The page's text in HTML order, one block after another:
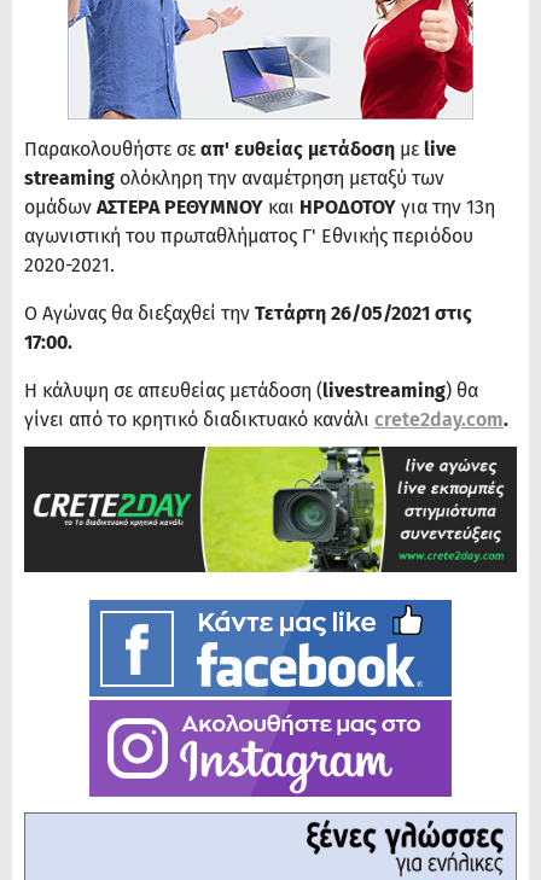
Παρακολουθήστε σε απ' ευθείας μετάδοση με live
streaming ολόκληρη την αναμέτρηση μεταξύ των
ομάδων ΑΣΤΕΡΑ ΡΕΘΥΜΝΟΥ και ΗΡΟΔΟΤΟΥ για την 13η
αγωνιστική του πρωταθλήματος Γ' Εθνικής περιόδου
2020-2021.
Ο Αγώνας θα διεξαχθεί την Τετάρτη 26/05/2021 στις
17:00.
Η κάλυψη σε απευθείας μετάδοση (livestreaming) θα
γίνει από το κρητικό διαδικτυακό κανάλι crete2day.com.